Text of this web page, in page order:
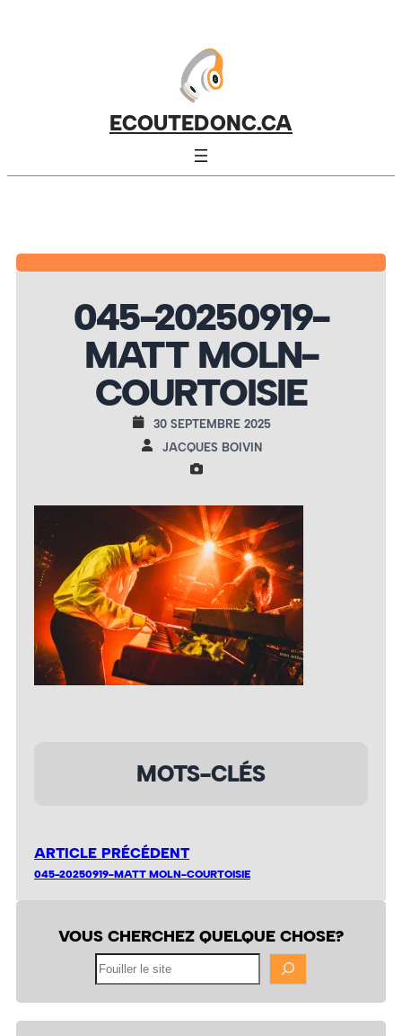
ECOUTEDONC.CA
045-20250919-
MATT MOLN-
COURTOISIE
30 SEPTEMBRE 2025
JACQUES BOIVIN
MOTS-CLÉS
ARTICLE PRÉCÉDENT
045-20250919-MATT MOLN-COURTOISIE
VOUS CHERCHEZ QUELQUE CHOSE?